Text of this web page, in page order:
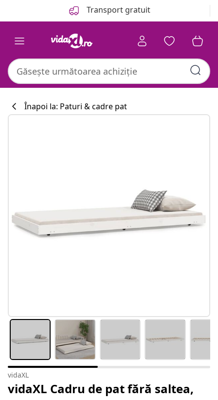
Transport gratuit
Înapoi la: Paturi & cadre pat
vidaXL
vidaXL Cadru de pat fără saltea,